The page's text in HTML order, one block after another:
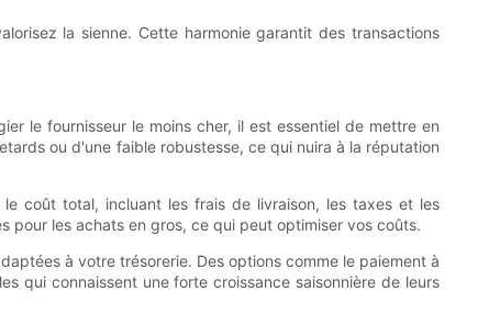
la sienne. Cette harmonie garantit des transactions
le fournisseur le moins cher, il est essentiel de mettre en
ou d'une faible robustesse, ce qui nuira à la réputation
coût total, incluant les frais de livraison, les taxes et les
pour les achats en gros, ce qui peut optimiser vos coûts.
à votre trésorerie. Des options comme le paiement à
qui connaissent une forte croissance saisonnière de leurs